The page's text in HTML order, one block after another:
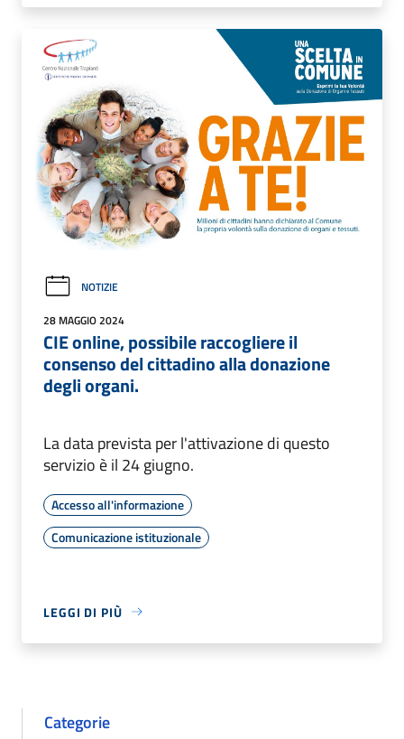
NOTIZIE
28 MAGGIO 2024
CIE online, possibile raccogliere il
consenso del cittadino alla donazione
degli organi.
La data prevista per l'attivazione di questo
servizio è il 24 giugno.
Accesso all'informazione
Comunicazione istituzionale
LEGGI DI PIÙ
Categorie